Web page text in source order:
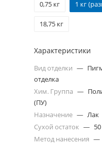
0,75 кг
1 кг
18,75 кг
Характеристики
Вид отделки —
отделка
Хим. Группа —
(ПУ)
Назначение — Лак
Сухой остаток — 50
Метод нанесения —